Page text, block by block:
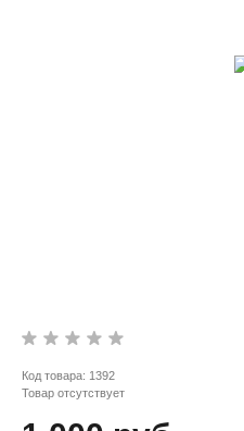
Код товара: 1392
Товар отсутствует